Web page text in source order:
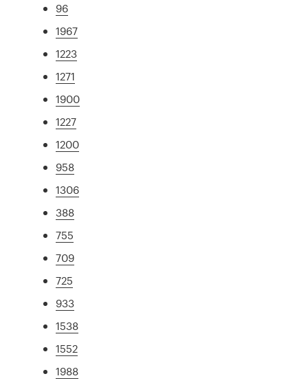
96
1967
1223
1271
1900
1227
1200
958
1306
388
755
709
725
933
1538
1552
1988